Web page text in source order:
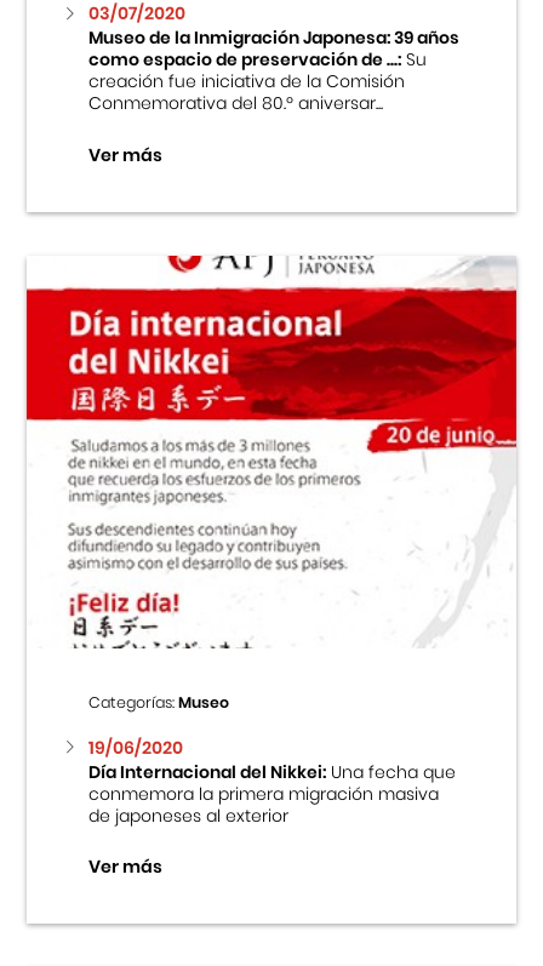
03/07/2020
Museo de la Inmigración Japonesa: 39 años
como espacio de preservación de ...:Su
creación fue iniciativa de la Comisión
Conmemorativa del 80.º aniversar...
Ver más
Categorías:Museo
19/06/2020
Día Internacional del Nikkei:Una fecha que
conmemora la primera migración masiva
de japoneses al exterior
Ver más